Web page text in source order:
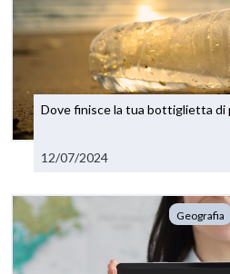
Dove finisce la tua bottiglietta di
12/07/2024
Geografia